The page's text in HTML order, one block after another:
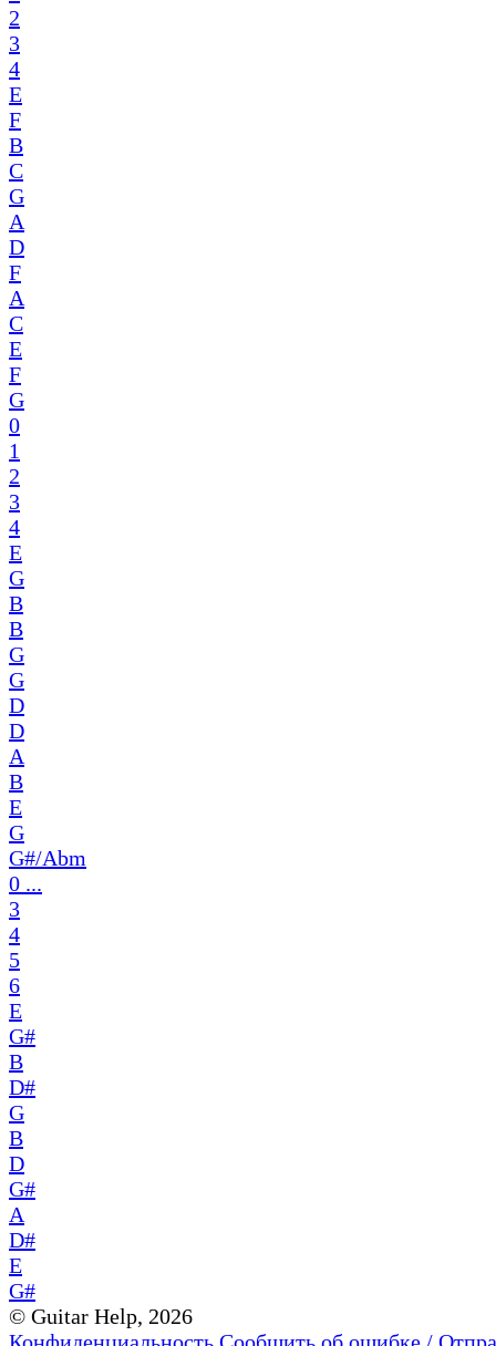
2
3
4
E
F
B
C
G
A
D
F
A
C
E
F
G
0
1
2
3
4
E
G
B
B
G
G
D
D
A
B
E
G
G#/Abm
0 ...
3
4
5
6
E
G#
B
D#
G
B
D
G#
A
D#
E
G#
© Guitar Help, 2026